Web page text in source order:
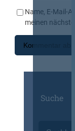
Name, E-Mail-
meinen
Suche